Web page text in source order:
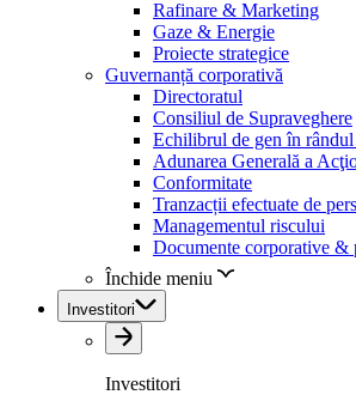
Rafinare & Marketing
Gaze & Energie
Proiecte strategice
Guvernanță corporativă
Directoratul
Consiliul de Supraveghere
Echilibrul de gen în
Adunarea Generală a
Conformitate
Tranzacții efectuate de
Managementul riscului
Documente corporative &
Închide meniu
Investitori
Investitori